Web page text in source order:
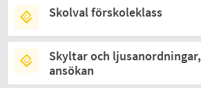
Skolval förskoleklass
Skyltar och ljusanordningar,
ansökan